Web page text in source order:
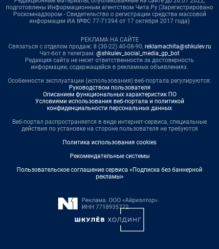
подготовлены Информационным агентством Чита.Ру (Зарегистрировано
Роскомнадзором - Свидетельство о регистрации средства массовой
информации ИА №ФС 77-71394 от 17 октября 2017 года)
РЕКЛАМА НА САЙТЕ
Связаться с отделом продаж: 8 (30-22) 40-08-90, reklamachita@shkulev.ru
Чат-бот в телеграм: @shkulev_social_media_gp_bot
Редакция сайта не несет ответственности за достоверность
информации, содержащейся в рекламных объявлениях.
Особенности эксплуатации (использования) веб-портала регулируются:
Руководством пользователя
Описанием функциональных характеристик ПО
Условиями использования веб-портала и политикой
конфиденциальности персональных данных
Веб-портал распространяется в виде интернет-сервиса, специальные
действия по установке на стороне пользователя не требуются
Политика использования cookies
Рекомендательные системы
Пользовательское соглашение сервиса «Подписка без баннерной
рекламы»